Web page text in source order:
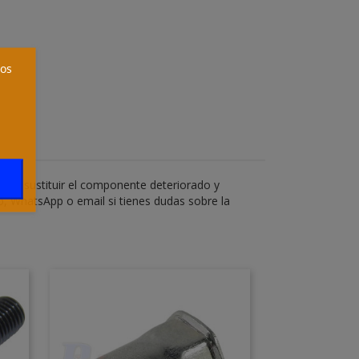
sustituir el componente deteriorado y
o email si tienes dudas sobre la